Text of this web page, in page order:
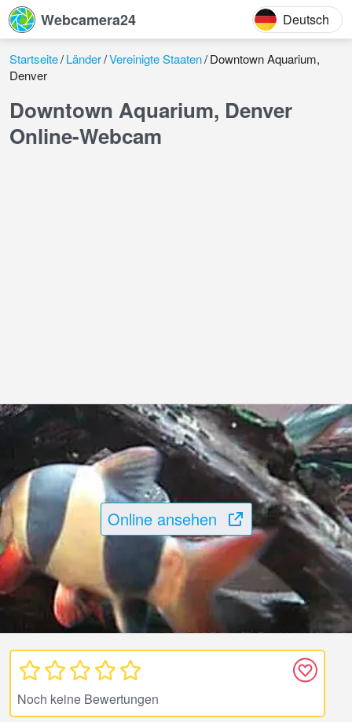
Webcamera24 Deutsch
Startseite Länder Vereinigte Staaten Downtown Aquarium,
Denver
Downtown Aquarium, Denver
Online-Webcam
Online ansehen
Noch keine Bewertungen